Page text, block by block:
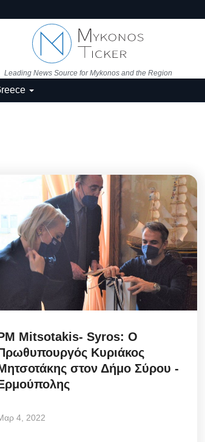
Leading News Source for Mykonos and the Region
Mitsotakis- Syros: Ο
Κυριάκος
στον Δήμο Σύρου -
4, 2022